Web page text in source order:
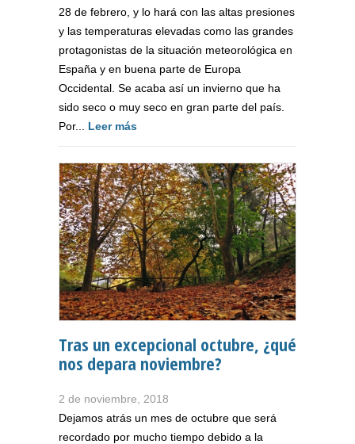
28 de febrero, y lo hará con las altas presiones
y las temperaturas elevadas como las grandes
protagonistas de la situación meteorológica en
España y en buena parte de Europa
Occidental. Se acaba así un invierno que ha
sido seco o muy seco en gran parte del país.
Por... Leer más
Tras un excepcional octubre, ¿qué
nos depara noviembre?
2 de noviembre, 2018
Dejamos atrás un mes de octubre que será
recordado por mucho tiempo debido a la